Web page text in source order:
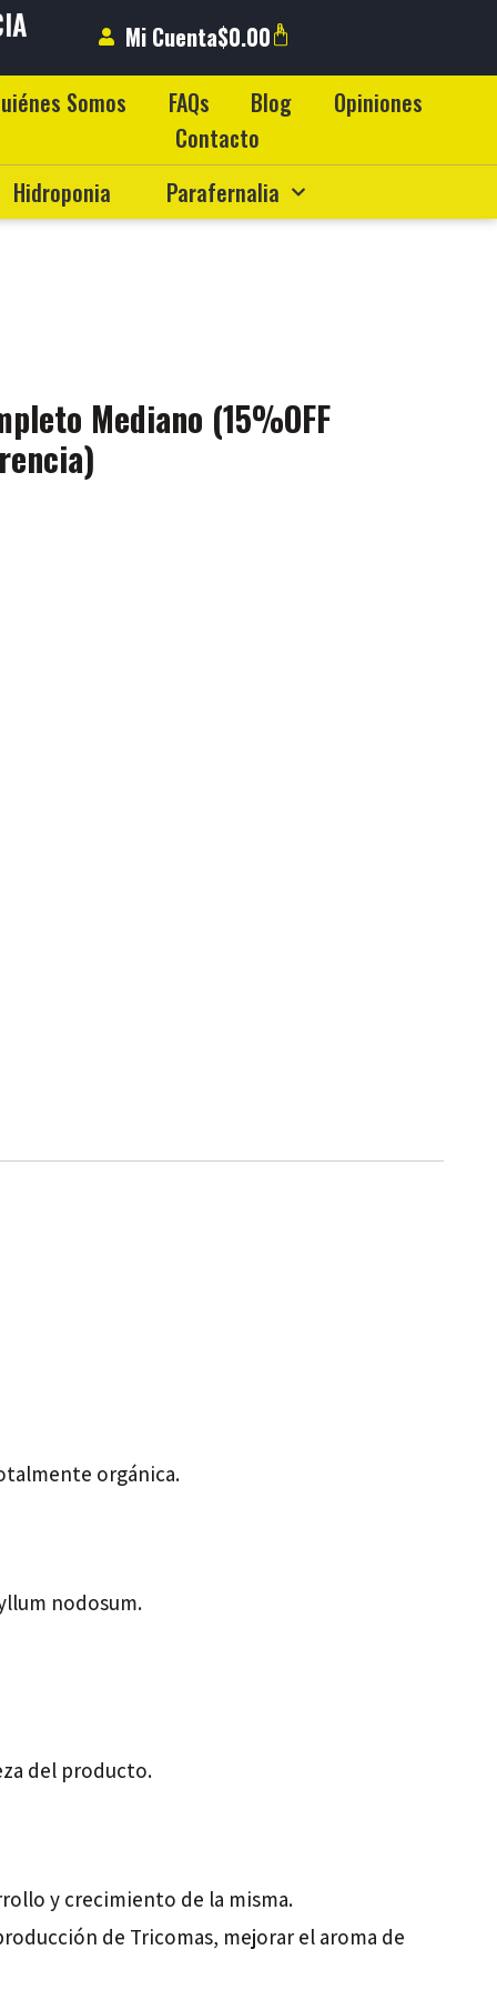
Mi Cuenta$0.00 0
Somos FAQs Blog
Opiniones
Contacto
Hidroponia Parafernalia
Mediano (15%OFF
orgánica.
nodosum.
del producto.
y crecimiento de la misma.
de Tricomas, mejorar el aroma de